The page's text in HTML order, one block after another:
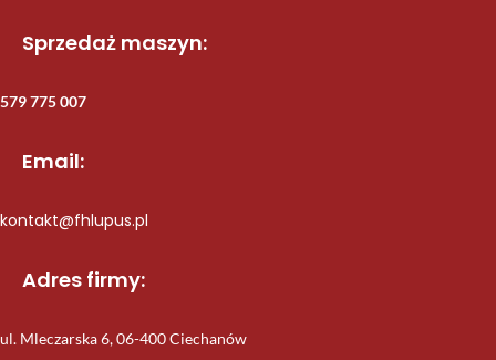
Sprzedaż maszyn:
579 775 007
Email:
kontakt@fhlupus.pl
Adres firmy:
ul. Mleczarska 6, 06-400 Ciechanów